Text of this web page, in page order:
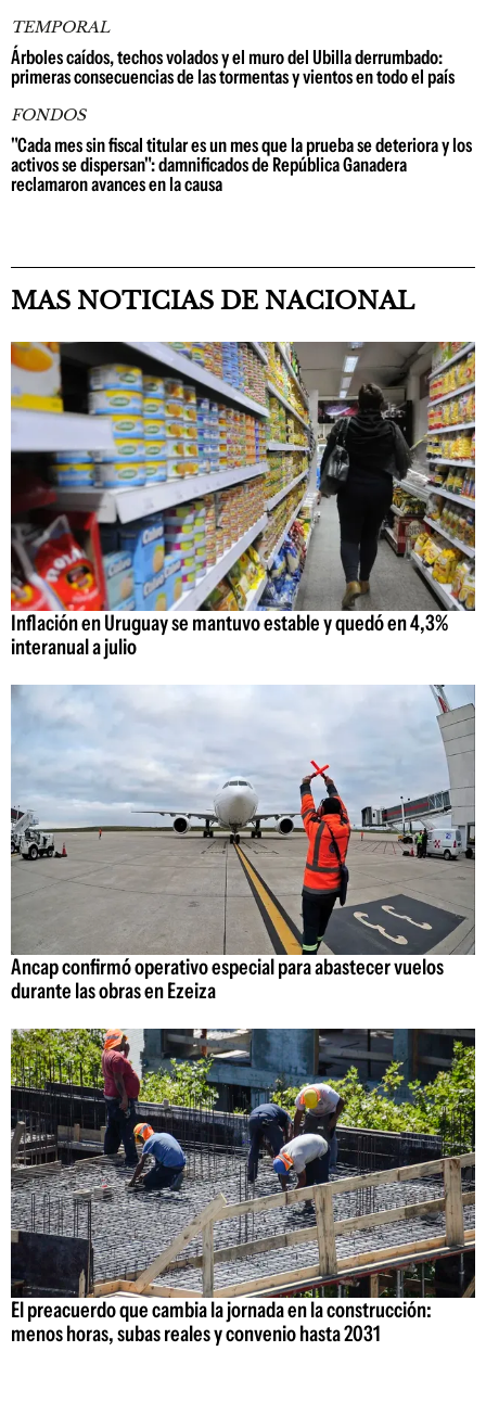
TEMPORAL
Árboles caídos, techos volados y el muro del Ubilla derrumbado:
primeras consecuencias de las tormentas y vientos en todo el país
FONDOS
"Cada mes sin fiscal titular es un mes que la prueba se deteriora y los
activos se dispersan": damnificados de República Ganadera
reclamaron avances en la causa
MAS NOTICIAS DE NACIONAL
Inflación en Uruguay se mantuvo estable y quedó en 4,3%
interanual a julio
Ancap confirmó operativo especial para abastecer vuelos
durante las obras en Ezeiza
El preacuerdo que cambia la jornada en la construcción:
menos horas, subas reales y convenio hasta 2031